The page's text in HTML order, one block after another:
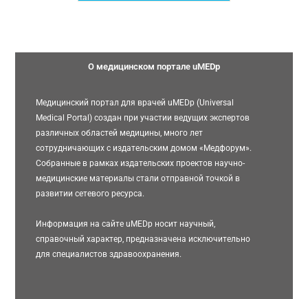
О медицинском портале uMEDp
Медицинский портал для врачей uMEDp (Universal
Medical Portal) создан при участии ведущих экспертов
различных областей медицины, много лет
сотрудничающих с издательским домом «Медфорум».
Собранные в рамках издательских проектов научно-
медицинские материалы стали отправной точкой в
развитии сетевого ресурса.
Информация на сайте uMEDp носит научный,
справочный характер, предназначена исключительно
для специалистов здравоохранения.